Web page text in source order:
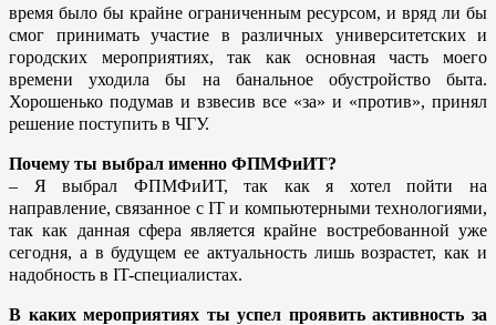
время было бы крайне ограниченным ресурсом, и вряд ли бы
смог принимать участие в различных университетских и
городских мероприятиях, так как основная часть моего
времени уходила бы на банальное обустройство быта.
Хорошенько подумав и взвесив все «за» и «против», принял
решение поступить в ЧГУ.
Почему ты выбрал именно ФПМФиИТ?
– Я выбрал ФПМФиИТ, так как я хотел пойти на
направление, связанное с IT и компьютерными технологиями,
так как данная сфера является крайне востребованной уже
сегодня, а в будущем ее актуальность лишь возрастет, как и
надобность в IT-специалистах.
В каких мероприятиях ты успел проявить активность за